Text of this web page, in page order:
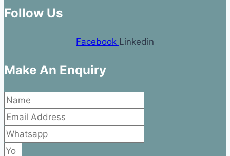
Follow Us
Facebook Linkedin
Make An Enquiry